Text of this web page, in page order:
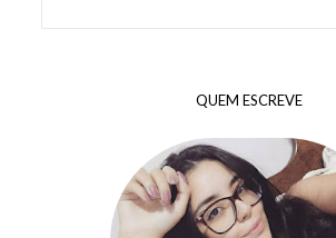
QUEM ESCREVE